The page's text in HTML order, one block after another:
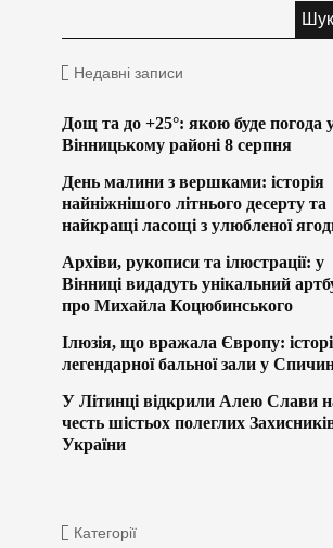
Недавні записи
Дощ та до +25°: якою буде погода
Вінницькому районі 8 серпня
День малини з вершками: історія
найніжнішого літнього десерту та
найкращі ласощі з улюбленої
Архіви, рукописи та ілюстрації: у
Вінниці видадуть унікальний
про Михайла Коцюбинського
Ілюзія, що вражала Європу:
легендарної бальної зали у
У Літинці відкрили Алею Слави
честь шістьох полеглих
України
Категорії